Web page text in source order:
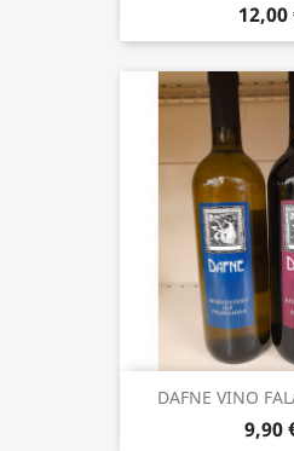
12,00
DAFNE VINO
9,90